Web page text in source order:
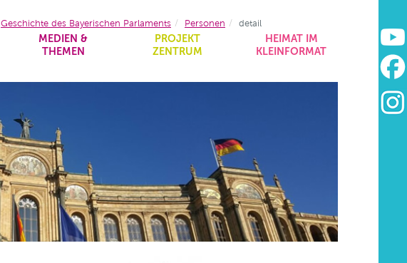
MEDIEN &
THEMEN
PROJEKT
ZENTRUM
HEIMAT IM
KLEINFORMAT
Geschichte des Bayerischen Parlaments Personen detail